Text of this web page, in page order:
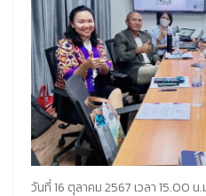
วันที่ 16 ตุลาคม 2567 เวลา 15.00